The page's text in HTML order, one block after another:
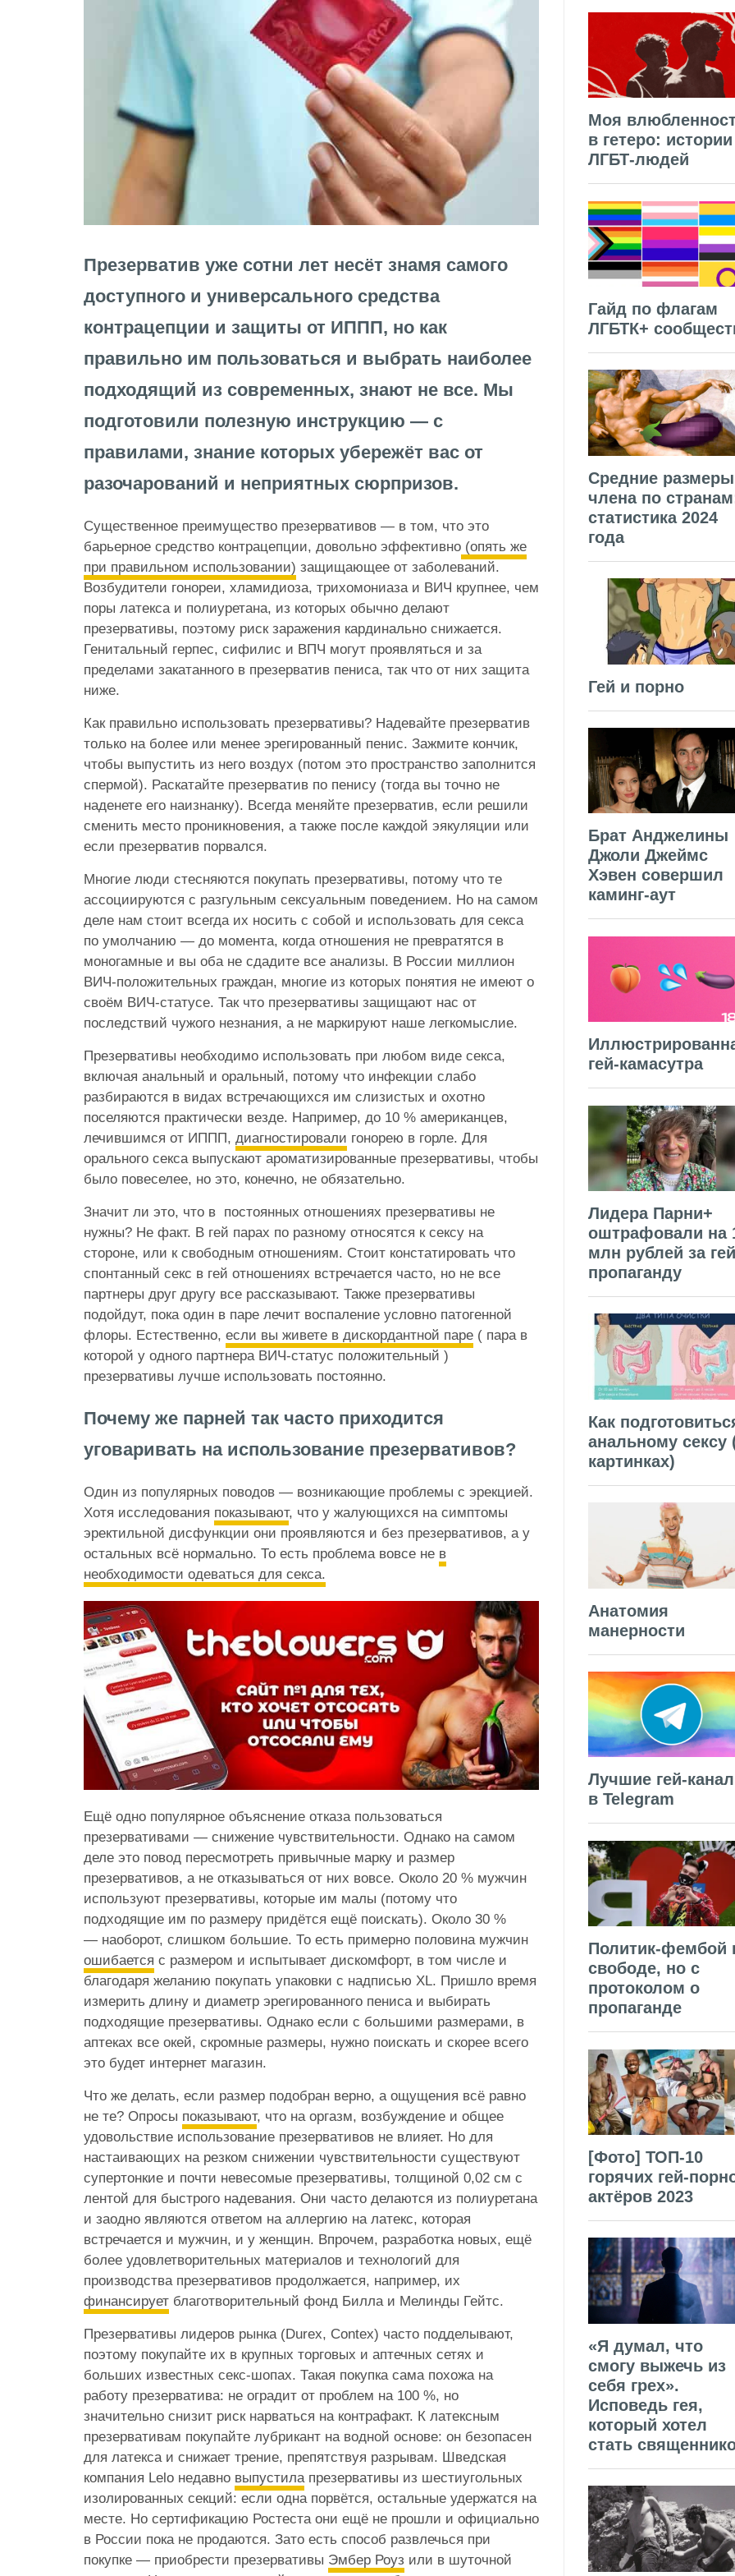
Презерватив уже сотни лет несёт знамя самого
доступного и универсального средства
контрацепции и защиты от ИППП, но как
правильно им пользоваться и выбрать наиболее
подходящий из современных, знают не все. Мы
подготовили полезную инструкцию — с
правилами, знание которых убережёт вас от
разочарований и неприятных сюрпризов.
Существенное преимущество презервативов — в том, что это
барьерное средство контрацепции, довольно эффективно (опять же
при правильном использовании) защищающее от заболеваний.
Возбудители гонореи, хламидиоза, трихомониаза и ВИЧ крупнее, чем
поры латекса и полиуретана, из которых обычно делают
презервативы, поэтому риск заражения кардинально снижается.
Генитальный герпес, сифилис и ВПЧ могут проявляться и за
пределами закатанного в презерватив пениса, так что от них защита
ниже.
Как правильно использовать презервативы? Надевайте презерватив
только на более или менее эрегированный пенис. Зажмите кончик,
чтобы выпустить из него воздух (потом это пространство заполнится
спермой). Раскатайте презерватив по пенису (тогда вы точно не
наденете его наизнанку). Всегда меняйте презерватив, если решили
сменить место проникновения, а также после каждой эякуляции или
если презерватив порвался.
Многие люди стесняются покупать презервативы, потому что те
ассоциируются с разгульным сексуальным поведением. Но на самом
деле нам стоит всегда их носить с собой и использовать для секса
по умолчанию — до момента, когда отношения не превратятся в
моногамные и вы оба не сдадите все анализы. В России миллион
ВИЧ-положительных граждан, многие из которых понятия не имеют о
своём ВИЧ-статусе. Так что презервативы защищают нас от
последствий чужого незнания, а не маркируют наше легкомыслие.
Презервативы необходимо использовать при любом виде секса,
включая анальный и оральный, потому что инфекции слабо
разбираются в видах встречающихся им слизистых и охотно
поселяются практически везде. Например, до 10 % американцев,
лечившимся от ИППП, диагностировали гонорею в горле. Для
орального секса выпускают ароматизированные презервативы, чтобы
было повеселее, но это, конечно, не обязательно.
Значит ли это, что в постоянных отношениях презервативы не
нужны? Не факт. В гей парах по разному относятся к сексу на
стороне, или к свободным отношениям. Стоит констатировать что
спонтанный секс в гей отношениях встречается часто, но не все
партнеры друг другу все рассказывают. Также презервативы
подойдут, пока один в паре лечит воспаление условно патогенной
флоры. Естественно, если вы живете в дискордантной паре ( пара в
которой у одного партнера ВИЧ-статус положительный )
презервативы лучше использовать постоянно.
Почему же парней так часто приходится
уговаривать на использование презервативов?
Один из популярных поводов — возникающие проблемы с эрекцией.
Хотя исследования показывают, что у жалующихся на симптомы
эректильной дисфункции они проявляются и без презервативов, а у
остальных всё нормально. То есть проблема вовсе не в
необходимости одеваться для секса.
Ещё одно популярное объяснение отказа пользоваться
презервативами — снижение чувствительности. Однако на самом
деле это повод пересмотреть привычные марку и размер
презервативов, а не отказываться от них вовсе. Около 20 % мужчин
используют презервативы, которые им малы (потому что
подходящие им по размеру придётся ещё поискать). Около 30 %
— наоборот, слишком большие. То есть примерно половина мужчин
ошибается с размером и испытывает дискомфорт, в том числе и
благодаря желанию покупать упаковки с надписью XL. Пришло время
измерить длину и диаметр эрегированного пениса и выбирать
подходящие презервативы. Однако если с большими размерами, в
аптеках все окей, скромные размеры, нужно поискать и скорее всего
это будет интернет магазин.
Что же делать, если размер подобран верно, а ощущения всё равно
не те? Опросы показывают, что на оргазм, возбуждение и общее
удовольствие использование презервативов не влияет. Но для
настаивающих на резком снижении чувствительности существуют
супертонкие и почти невесомые презервативы, толщиной 0,02 см с
лентой для быстрого надевания. Они часто делаются из полиуретана
и заодно являются ответом на аллергию на латекс, которая
встречается и мужчин, и у женщин. Впрочем, разработка новых, ещё
более удовлетворительных материалов и технологий для
производства презервативов продолжается, например, их
финансирует благотворительный фонд Билла и Мелинды Гейтс.
Презервативы лидеров рынка (Durex, Contex) часто подделывают,
поэтому покупайте их в крупных торговых и аптечных сетях и
больших известных секс-шопах. Такая покупка сама похожа на
работу презерватива: не оградит от проблем на 100 %, но
значительно снизит риск нарваться на контрафакт. К латексным
презервативам покупайте лубрикант на водной основе: он безопасен
для латекса и снижает трение, препятствуя разрывам. Шведская
компания Lelo недавно выпустилапрезервативы из шестиугольных
изолированных секций: если одна порвётся, остальные удержатся на
месте. Но сертификацию Ростеста они ещё не прошли и официально
в России пока не продаются. Зато есть способ развлечься при
покупке — приобрести презервативы Эмбер Роуз или в шуточной
Моя
в гетеро: истории
ЛГБТ-людей
Гайд по флагам
ЛГБТК+
Средние размеры
члена по
статистика 2024
года
Гей и порно
Брат Анджелины
Джоли Джеймс
Хэвен совершил
каминг-аут
гей-камасутра
Лидера Парни+
оштрафовали на
млн рублей за
пропаганду
Как
анальному сексу
картинках)
Анатомия
манерности
Лучшие гей-
в Telegram
Политик-фембой
свободе, но с
протоколом о
пропаганде
[Фото] ТОП-10
горячих гей-
актёров 2023
«Я думал, что
смогу выжечь из
себя грех».
Исповедь гея,
который хотел
стать